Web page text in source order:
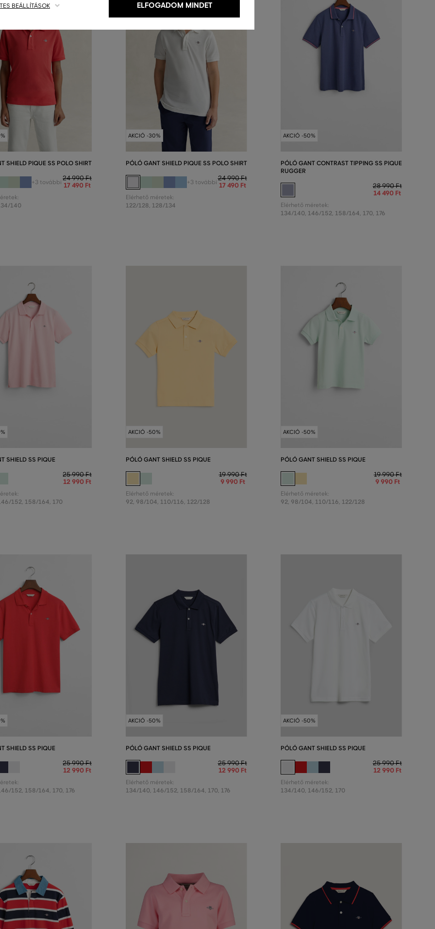
SHIELD PIQUE SS POLO SHIRT
+3 további 24 990 Ft
17 490 Ft
140
AKCIÓ -30%
PÓLÓ GANT SHIELD PIQUE SS POLO SHIRT
+3 további24 990 Ft
17 490 Ft
Elérhető méretek:
122/128, 128/134
AKCIÓ -50%
PÓLÓ GANT CONTRAST TIPPING SS PIQUE
RUGGER
28 990 Ft
14 490 Ft
Elérhető méretek:
134/140, 146/152, 158/164, 170, 176
SHIELD SS PIQUE
25 990 Ft
12 990 Ft
152, 158/164, 170
AKCIÓ -50%
PÓLÓ GANT SHIELD SS PIQUE
19 990 Ft
9 990 Ft
Elérhető méretek:
92, 98/104, 110/116, 122/128
AKCIÓ -50%
PÓLÓ GANT SHIELD SS PIQUE
19 990 Ft
9 990 Ft
Elérhető méretek:
92, 98/104, 110/116, 122/128
SHIELD SS PIQUE
25 990 Ft
12 990 Ft
152, 158/164, 170, 176
AKCIÓ -50%
PÓLÓ GANT SHIELD SS PIQUE
25 990 Ft
12 990 Ft
Elérhető méretek:
134/140, 146/152, 158/164, 170, 176
AKCIÓ -50%
PÓLÓ GANT SHIELD SS PIQUE
25 990 Ft
12 990 Ft
Elérhető méretek:
134/140, 146/152, 170
BEÁLLÍTÁSOK ELFOGADOM MINDET